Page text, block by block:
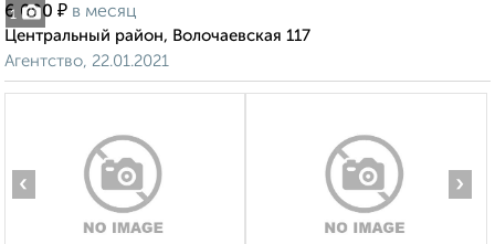
1
6 000 ₽ в месяц
Центральный район, Волочаевская 117
Агентство, 22.01.2021
‹ ›